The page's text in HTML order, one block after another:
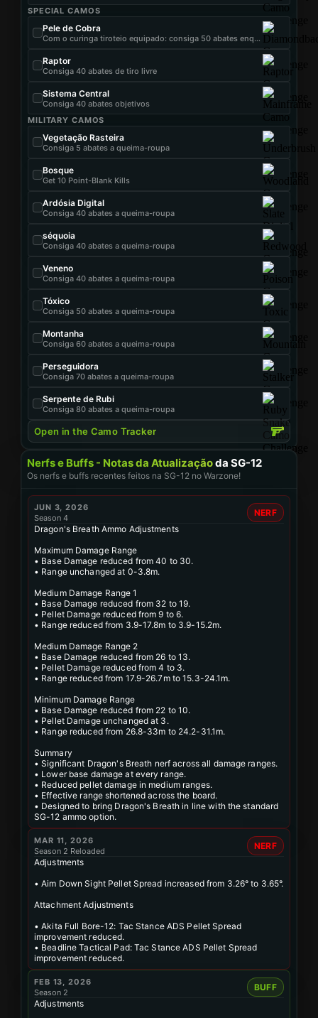
SPECIAL CAMOS
Pele de Cobra
Com o curinga tiroteio equipado: consiga 50 abates enquanto ele possui 8 acessórios
Raptor
Consiga 40 abates de tiro livre
Sistema Central
Consiga 40 abates objetivos
MILITARY CAMOS
Vegetação Rasteira
Consiga 5 abates a queima-roupa
Bosque
Get 10 Point-Blank Kills
Ardósia Digital
Consiga 40 abates a queima-roupa
séquoia
Consiga 40 abates a queima-roupa
Veneno
Consiga 40 abates a queima-roupa
Tóxico
Consiga 50 abates a queima-roupa
Montanha
Consiga 60 abates a queima-roupa
Perseguidora
Consiga 70 abates a queima-roupa
Serpente de Rubi
Consiga 80 abates a queima-roupa
Open in the Camo Tracker
Nerfs e Buffs - Notas da Atualizaçãoda SG-12
Os nerfs e buffs recentes feitos na SG-12 no Warzone!
JUN 3, 2026
Season 4
NERF
Dragon's Breath Ammo Adjustments
Maximum Damage Range
• Base Damage reduced from 40 to 30.
• Range unchanged at 0-3.8m.
Medium Damage Range 1
• Base Damage reduced from 32 to 19.
• Pellet Damage reduced from 9 to 6.
• Range reduced from 3.9-17.8m to 3.9-15.2m.
Medium Damage Range 2
• Base Damage reduced from 26 to 13.
• Pellet Damage reduced from 4 to 3.
• Range reduced from 17.9-26.7m to 15.3-24.1m.
Minimum Damage Range
• Base Damage reduced from 22 to 10.
• Pellet Damage unchanged at 3.
• Range reduced from 26.8-33m to 24.2-31.1m.
Summary
• Significant Dragon's Breath nerf across all damage ranges.
• Lower base damage at every range.
• Reduced pellet damage in medium ranges.
• Effective range shortened across the board.
• Designed to bring Dragon's Breath in line with the standard
SG-12 ammo option.
MAR 11, 2026
Season 2 Reloaded
NERF
Adjustments
• Aim Down Sight Pellet Spread increased from 3.26° to 3.65°.
Attachment Adjustments
• Akita Full Bore-12: Tac Stance ADS Pellet Spread
improvement reduced.
• Beadline Tactical Pad: Tac Stance ADS Pellet Spread
improvement reduced.
FEB 13, 2026
Season 2
BUFF
Adjustments